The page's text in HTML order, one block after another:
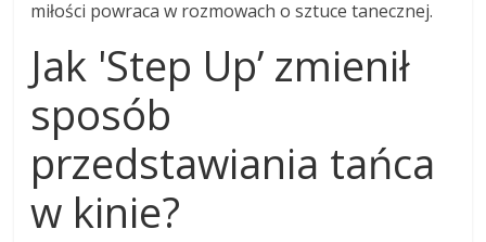
miłości powraca w rozmowach o sztuce tanecznej.
Jak 'Step Up’ zmienił
sposób
przedstawiania tańca
w kinie?